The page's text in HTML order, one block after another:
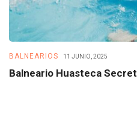
BALNEARIOS 11 JUNIO, 2025
Balneario Huasteca